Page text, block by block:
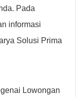
Pada
informasi
Solusi Prima
Lowongan